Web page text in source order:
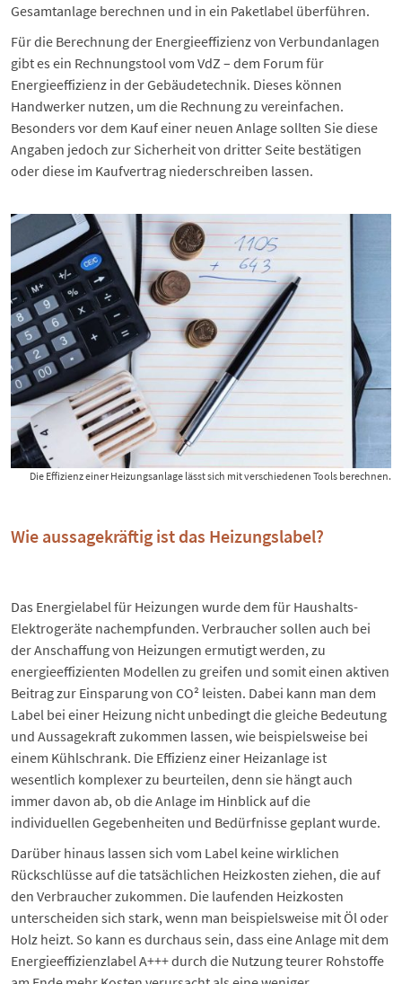
Gesamtanlage berechnen und in ein Paketlabel überführen.
Für die Berechnung der Energieeffizienz von Verbundanlagen
gibt es ein Rechnungstool vom VdZ – dem Forum für
Energieeffizienz in der Gebäudetechnik. Dieses können
Handwerker nutzen, um die Rechnung zu vereinfachen.
Besonders vor dem Kauf einer neuen Anlage sollten Sie diese
Angaben jedoch zur Sicherheit von dritter Seite bestätigen
oder diese im Kaufvertrag niederschreiben lassen.
Die Effizienz einer Heizungsanlage lässt sich mit verschiedenen Tools berechnen.
Wie aussagekräftig ist das Heizungslabel?
Das Energielabel für Heizungen wurde dem für Haushalts-
Elektrogeräte nachempfunden. Verbraucher sollen auch bei
der Anschaffung von Heizungen ermutigt werden, zu
energieeffizienten Modellen zu greifen und somit einen aktiven
Beitrag zur Einsparung von CO² leisten. Dabei kann man dem
Label bei einer Heizung nicht unbedingt die gleiche Bedeutung
und Aussagekraft zukommen lassen, wie beispielsweise bei
einem Kühlschrank. Die Effizienz einer Heizanlage ist
wesentlich komplexer zu beurteilen, denn sie hängt auch
immer davon ab, ob die Anlage im Hinblick auf die
individuellen Gegebenheiten und Bedürfnisse geplant wurde.
Darüber hinaus lassen sich vom Label keine wirklichen
Rückschlüsse auf die tatsächlichen Heizkosten ziehen, die auf
den Verbraucher zukommen. Die laufenden Heizkosten
unterscheiden sich stark, wenn man beispielsweise mit Öl oder
Holz heizt. So kann es durchaus sein, dass eine Anlage mit dem
Energieeffizienzlabel A+++ durch die Nutzung teurer Rohstoffe